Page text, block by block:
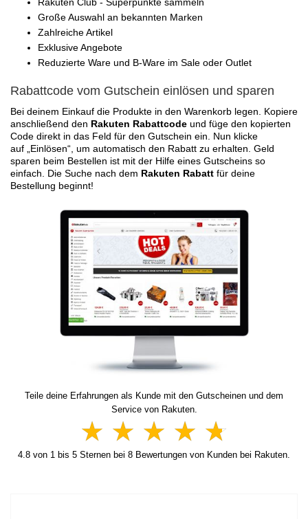
Große Auswahl an bekannten Marken
Zahlreiche Artikel
Exklusive Angebote
Reduzierte Ware und B-Ware im Sale oder Outlet
Rabattcode vom Gutschein einlösen und sparen
Bei deinem Einkauf die Produkte in den Warenkorb legen. Kopiere
anschließend den Rakuten Rabattcode und füge den kopierten
Code direkt in das Feld für den Gutschein ein. Nun klicke
auf „Einlösen“, um automatisch den Rabatt zu erhalten. Geld
sparen beim Bestellen ist mit der Hilfe eines Gutscheins so
einfach. Die Suche nach dem Rakuten Rabatt für deine
Bestellung beginnt!
Teile deine Erfahrungen als Kunde mit den Gutscheinen und dem
Service von Rakuten.
4.8 von 1 bis 5 Sternen bei 8 Bewertungen von Kunden bei Rakuten.